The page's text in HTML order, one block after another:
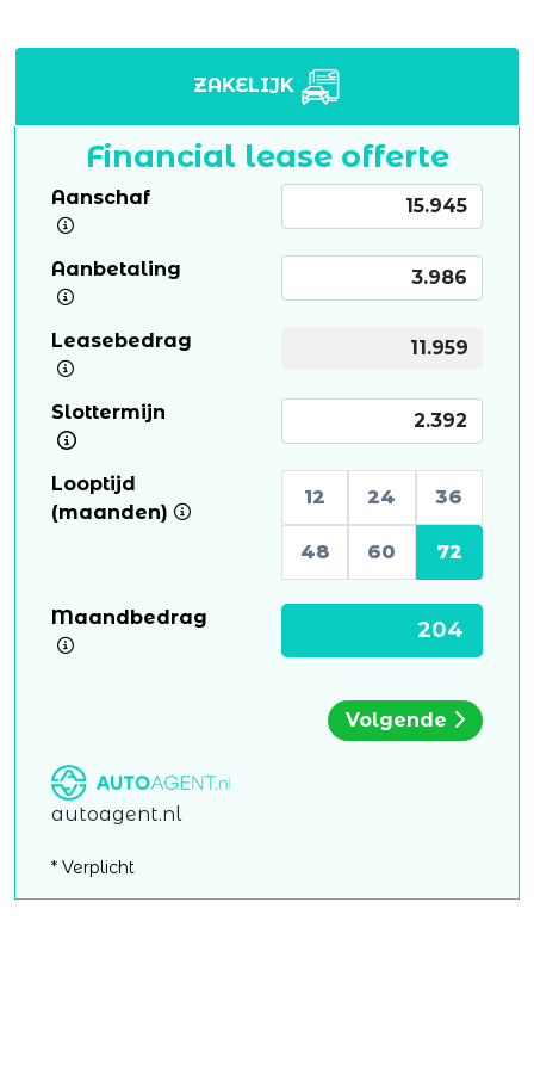
ZAKELIJK
Financial lease offerte
Aanschaf
Aanbetaling
Leasebedrag
Slottermijn
Looptijd
(maanden)
12 24 36
48 60 72
Maandbedrag
autoagent.nl
Volgende
* Verplicht